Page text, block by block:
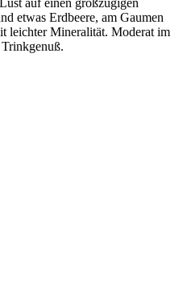
auf einen großzügigen
etwas Erdbeere, am Gaumen
leichter Mineralität. Moderat im